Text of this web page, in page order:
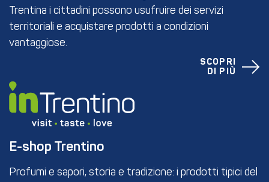
Trentina i cittadini possono usufruire dei servizi
territoriali e acquistare prodotti a condizioni
vantaggiose.
SCOPRI
DI PIÙ
E-shop Trentino
Profumi e sapori, storia e tradizione: i prodotti tipici del